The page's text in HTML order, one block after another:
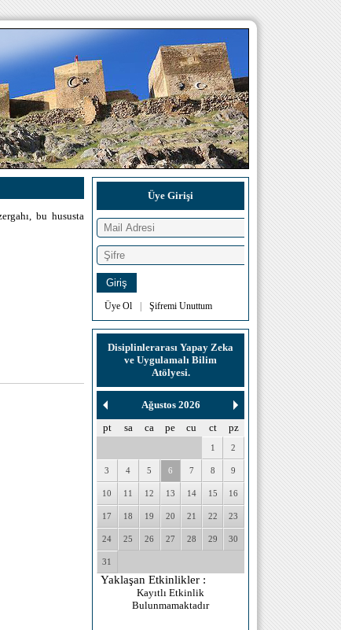
bu hususta
Üye Girişi
Şifremi Unuttum
Üye Ol
Disiplinlerarası Yapay Zeka
ve Uygulamalı Bilim
Atölyesi.
Ağustos 2026
pt
sa ca pe cu ct pz
1 2
3 4 5 6 7 8 9
10 11 12 13 14 15 16
17 18 19 20 21 22 23
24 25 26 27 28 29 30
31
Yaklaşan Etkinlikler :
Kayıtlı Etkinlik
Bulunmamaktadır